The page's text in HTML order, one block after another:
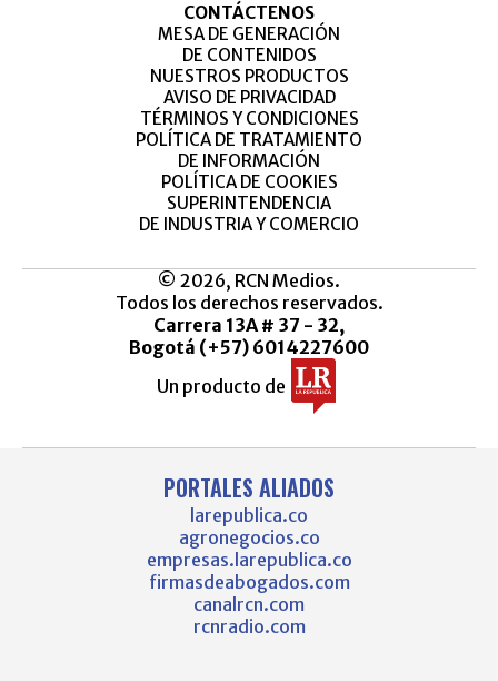
CONTÁCTENOS
MESA DE GENERACIÓN
DE CONTENIDOS
NUESTROS PRODUCTOS
AVISO DE PRIVACIDAD
TÉRMINOS Y CONDICIONES
POLÍTICA DE TRATAMIENTO
DE INFORMACIÓN
POLÍTICA DE COOKIES
SUPERINTENDENCIA
DE INDUSTRIA Y COMERCIO
© 2026, RCN Medios.
Todos los derechos reservados.
Carrera 13A # 37 - 32,
Bogotá (+57) 6014227600
Un producto de
PORTALES ALIADOS
larepublica.co
agronegocios.co
empresas.larepublica.co
firmasdeabogados.com
canalrcn.com
rcnradio.com